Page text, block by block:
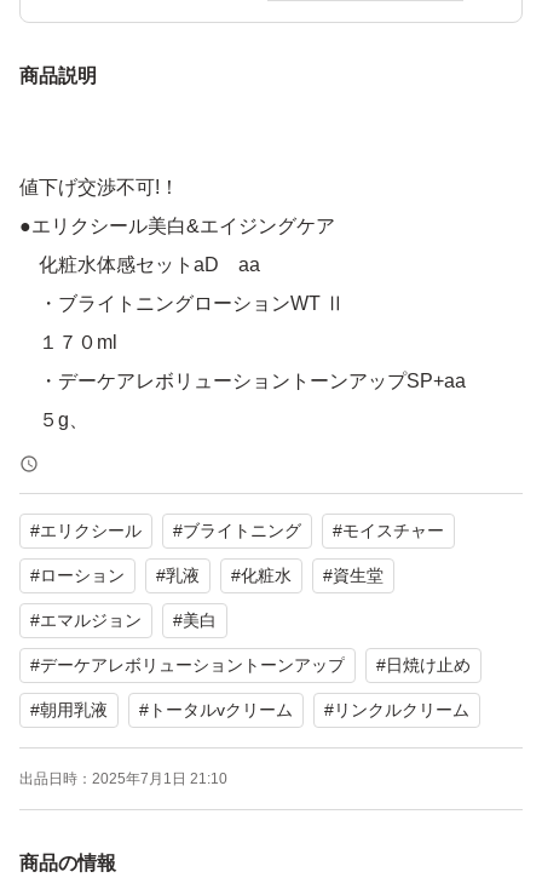
商品説明
値下げ交渉不可!！
●エリクシール美白&エイジングケア
化粧水体感セットaD aa
・ブライトニングローションWT Ⅱ
１７０ml
・デーケアレボリューショントーンアップSP+aa
５g、
●エリクシール 美白＆エイジングケア
化粧水 体感セット ａＣＷ ａａ
・ブライトニングローションＷＴ Ⅱ
化粧水しっとり(本体)１７０ml
・トータルVファミングクリーム
特製サイズ５g、
・レチノールパワーリンクルクリーム
特製サイズ２.５g
#エリクシール #ブライトニング #モイスチャー
#ローション #乳液 #化粧水 #資生堂
#エマルジョン #美白
#デーケアレボリューショントーンアップ #日焼け止め
#朝用乳液 # トータルvクリーム #リンクルクリーム
出品日時： 2025年7月1日 21:10
商品の情報